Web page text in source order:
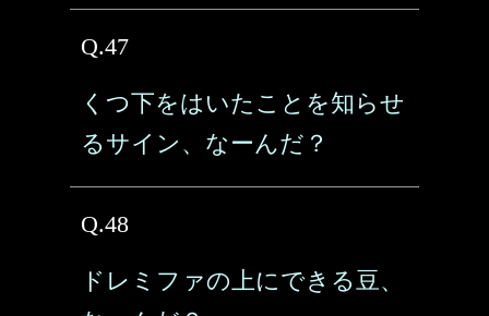
Q.47
くつ下をはいたことを知らせ
るサイン、なーんだ？
Q.48
ドレミファの上にできる豆、